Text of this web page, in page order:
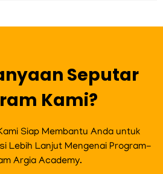
b
Seputar
Kami?
Siap Membantu Anda untuk
Lebih Lanjut Mengenai Program-
Argia Academy.